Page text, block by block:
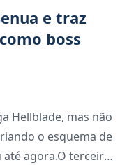
e traz
boss
Hellblade, mas não
o esquema de
até agora.O terceiro